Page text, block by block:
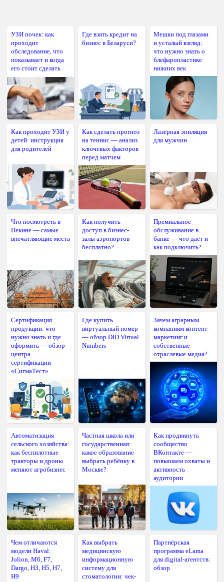
УЗИ почек: как
проходит
обследование, что
показывает и когда
его стоит сделать
Где взять кредит на
бизнес в Беларуси?
Мешки под глазами
и усталый взгляд:
что нужно знать о
блефаропластике
нижних век
Как проходит УЗИ у
детей: инструкция
для родителей
Как сделать прогноз
на теннис — анализ
ключевых факторов
перед матчем
Лазерная эпиляция
для мужчин
Что посмотреть в
Пекине — самые
впечатляющие места
Как получить
доступ в бизнес-
залы аэропортов
бесплатно?
Премиальное
обслуживание в
банке — что даёт и
как подключить?
Сертификация
продукции: что
нужно знать и где
оформить — обзор
центра
сертификации
«СигмаТест»
Где купить
виртуальный номер
— обзор DID Virtual
Numbers
Зачем аграрным
компаниям контент-
маркетинг и
собственные
отраслевые медиа?
Автоматизация
сельского хозяйства:
как беспилотные
тракторы и дроны
меняют агробизнес
Частная школа или
государственная:
какое образование
выбрать ребёнку в
Москве?
Как продвинуть
сообщество
ВКонтакте —
повышаем охваты и
активность
аудитории
Чем отличаются
модели Haval:
Jolion, M6, F7,
Dargo, H3, H5, H7,
H9
Как выбрать
медицинскую
информационную
систему для
стоматологии: чек-
Партнёрская
программа eLama
для digital-агентств:
обзор